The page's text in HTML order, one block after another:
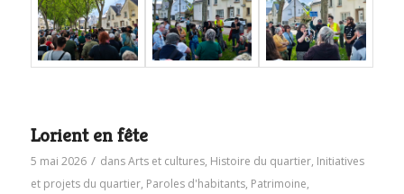
Lorient en fête
5 mai 2026 / dansArts et cultures, Histoire du quartier, Initiatives
et projets du quartier, Paroles d'habitants, Patrimoine,